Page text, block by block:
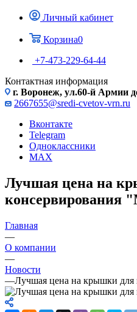
Личный кабинет
Корзина0
+7-473-229-64-44
Контактная информация
г. Воронеж, ул.60-й Армии
2667655@sredi-cvetov-vrn.ru
Вконтакте
Telegram
Одноклассники
MAX
Лучшая цена на
консервирования
Главная
—
О компании
—
Новости
—Лучшая цена на крышки для